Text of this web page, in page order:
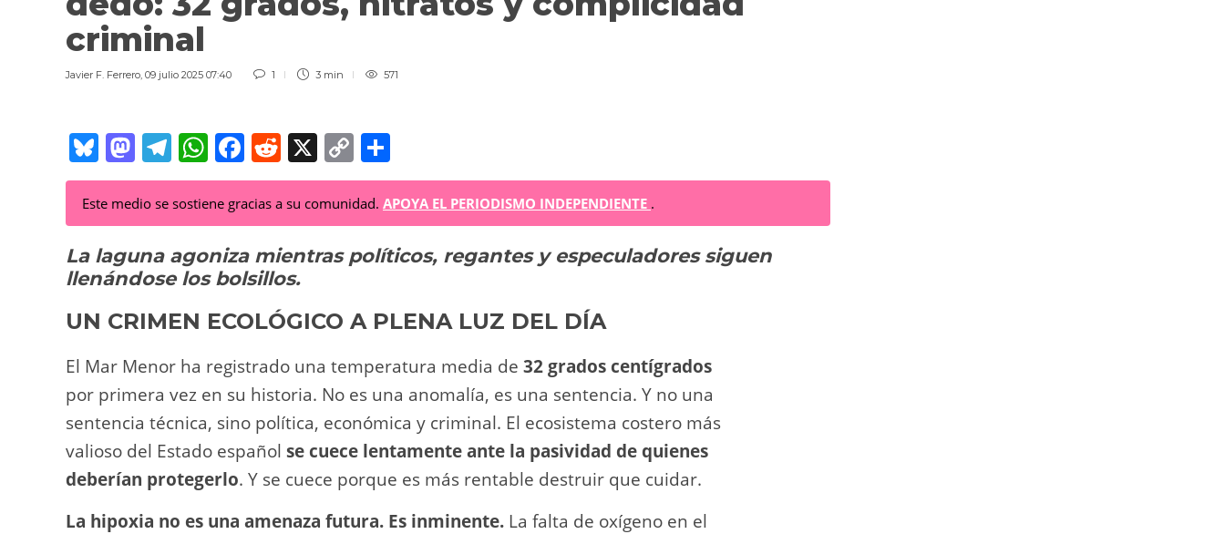
criminal
Javier F. Ferrero, 09 julio 2025 07:40 1 3 min 571
Bl
u
e
sk
y
M
a
st
o
d
o
n
T
el
e
gr
a
m
W
h
at
s
A
p
p
F
a
c
e
b
o
o
k
R
e
d
di
t
X C
o
p
y
Li
k
o
m
p
ar
Este medio se sostiene gracias a su comunidad. APOYA EL PERIODISMO INDEPENDIENTE .
La laguna agoniza mientras políticos, regantes y especuladores siguen
llenándose los bolsillos.
UN CRIMEN ECOLÓGICO A PLENA LUZ DEL DÍA
El Mar Menor ha registrado una temperatura media de 32 grados centígrados
por primera vez en su historia. No es una anomalía, es una sentencia. Y no una
sentencia técnica, sino política, económica y criminal. El ecosistema costero más
valioso del Estado español se cuece lentamente ante la pasividad de quienes
deberían protegerlo. Y se cuece porque es más rentable destruir que cuidar.
La hipoxia no es una amenaza futura. Es inminente. La falta de oxígeno en el